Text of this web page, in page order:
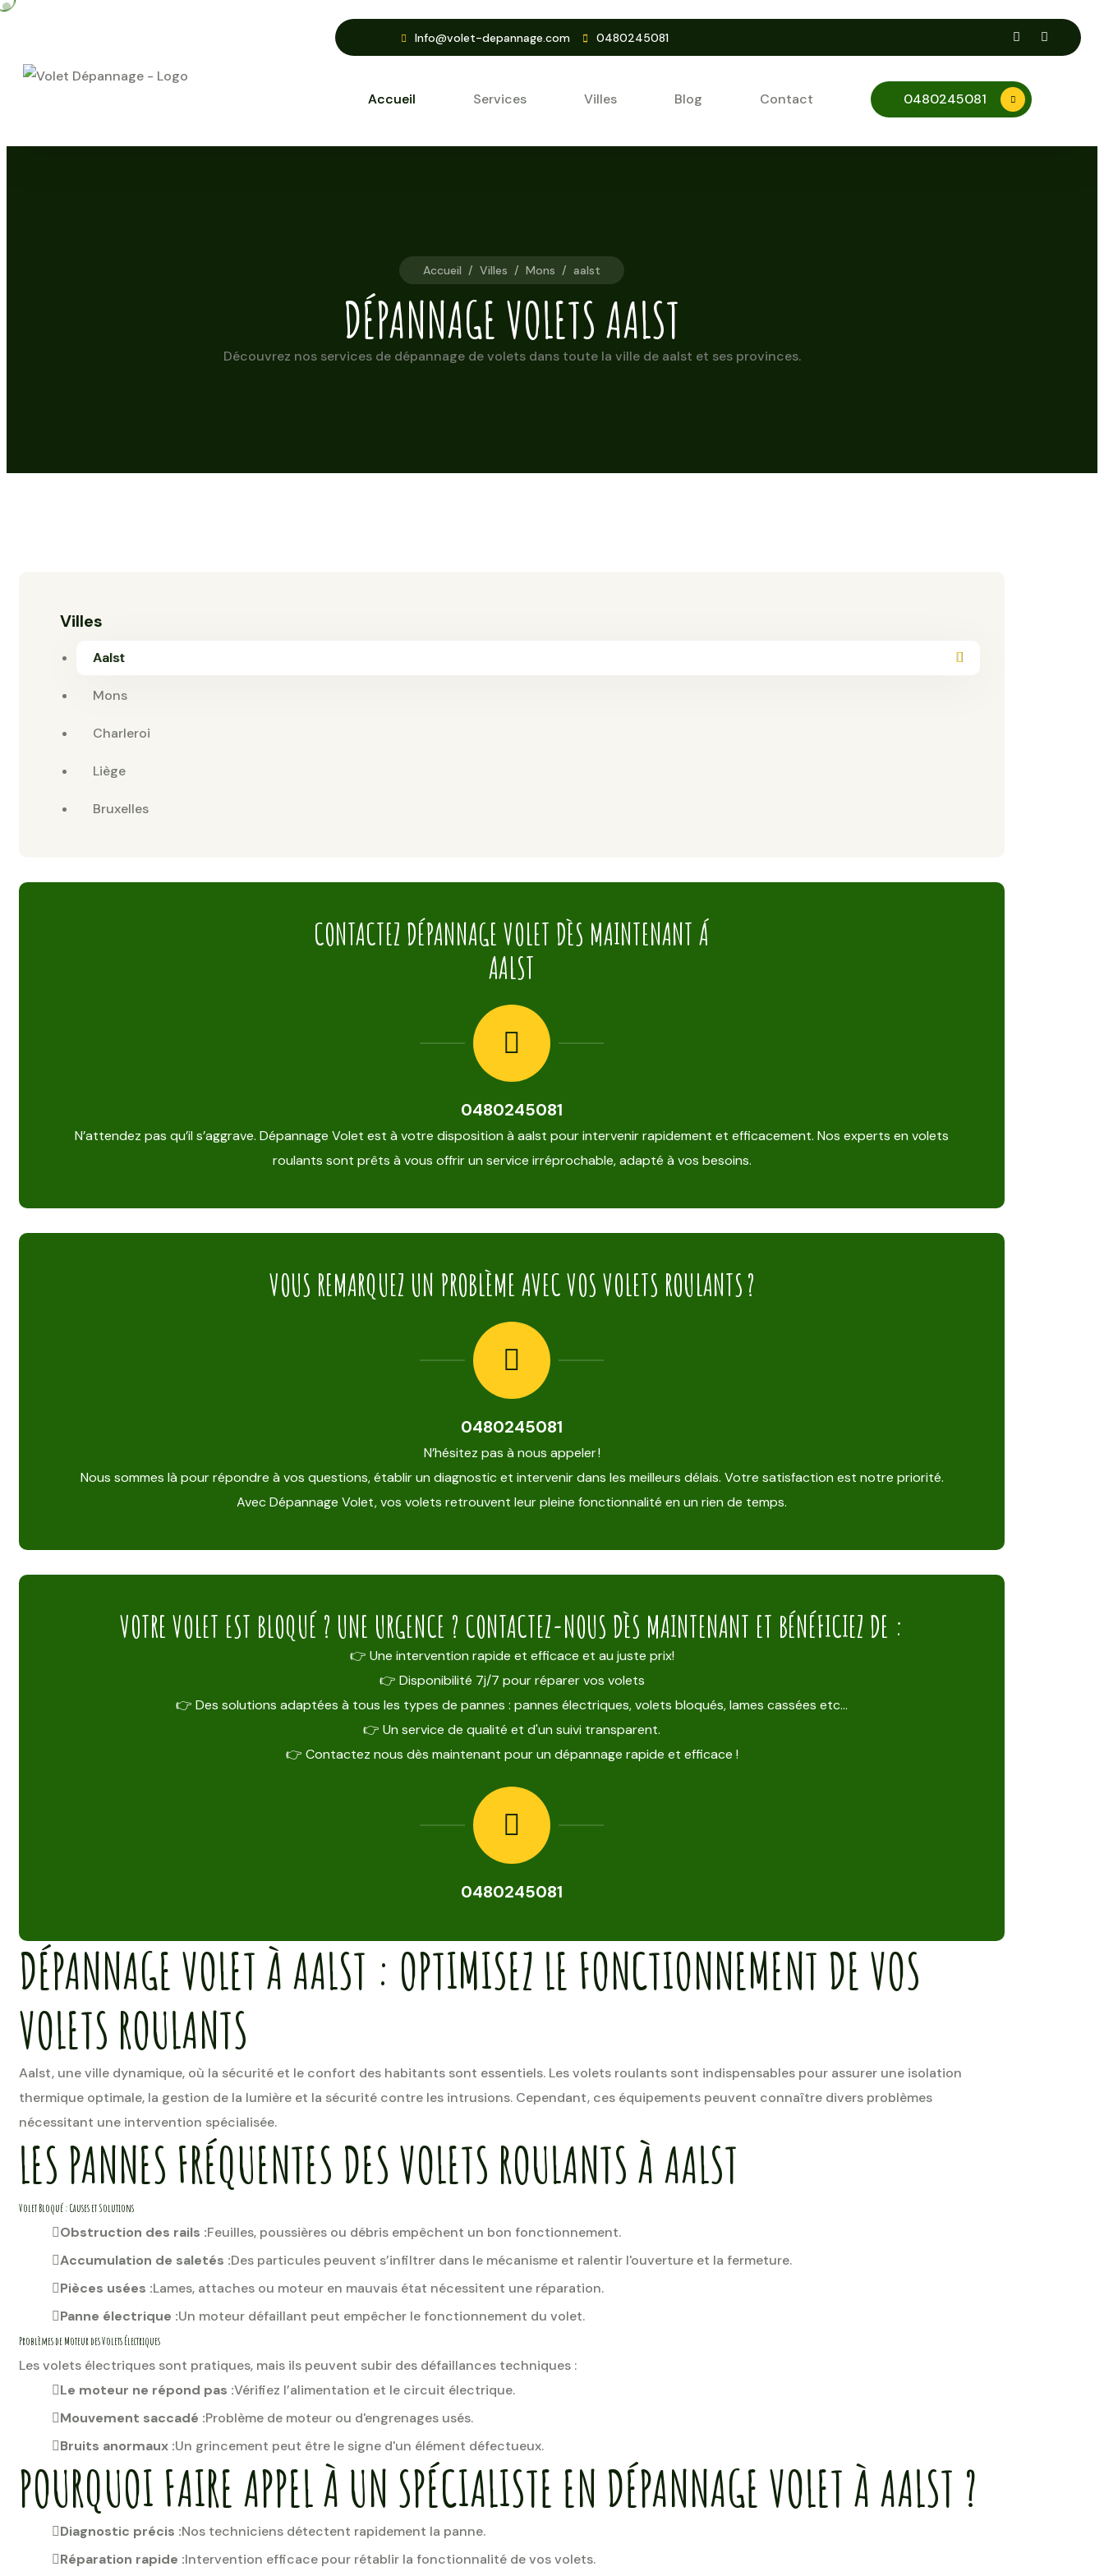
Info@volet-depannage.com 0480245081
Accueil Services Villes Blog Contact 0480245081
Accueil / Villes / Mons / aalst
DÉPANNAGE VOLETS AALST
Découvrez nos services de dépannage de volets dans toute la ville de aalst et ses provinces.
Villes
Aalst
Mons
Charleroi
Liège
Bruxelles
CONTACTEZ DÉPANNAGE VOLET DÈS MAINTENANT Á
AALST
0480245081
N’attendez pas qu’il s’aggrave. Dépannage Volet est à votre disposition à aalst pour intervenir rapidement et efficacement. Nos experts en volets
roulants sont prêts à vous offrir un service irréprochable, adapté à vos besoins.
VOUS REMARQUEZ UN PROBLÈME AVEC VOS VOLETS ROULANTS ?
0480245081
N’hésitez pas à nous appeler !
Nous sommes là pour répondre à vos questions, établir un diagnostic et intervenir dans les meilleurs délais. Votre satisfaction est notre priorité.
Avec Dépannage Volet, vos volets retrouvent leur pleine fonctionnalité en un rien de temps.
VOTRE VOLET EST BLOQUÉ ? UNE URGENCE ? CONTACTEZ-NOUS DÈS MAINTENANT ET BÉNÉFICIEZ DE :
👉 Une intervention rapide et efficace et au juste prix!
👉 Disponibilité 7j/7 pour réparer vos volets
👉 Des solutions adaptées à tous les types de pannes : pannes électriques, volets bloqués, lames cassées etc…
👉 Un service de qualité et d'un suivi transparent.
👉 Contactez nous dès maintenant pour un dépannage rapide et efficace !
0480245081
DÉPANNAGE VOLET À AALST : OPTIMISEZ LE FONCTIONNEMENT DE VOS
VOLETS ROULANTS
Aalst, une ville dynamique, où la sécurité et le confort des habitants sont essentiels. Les volets roulants sont indispensables pour assurer une isolation
thermique optimale, la gestion de la lumière et la sécurité contre les intrusions. Cependant, ces équipements peuvent connaître divers problèmes
nécessitant une intervention spécialisée.
LES PANNES FRÉQUENTES DES VOLETS ROULANTS À AALST
Volet Bloqué : Causes et Solutions
Obstruction des rails :Feuilles, poussières ou débris empêchent un bon fonctionnement.
Accumulation de saletés :Des particules peuvent s’infiltrer dans le mécanisme et ralentir l'ouverture et la fermeture.
Pièces usées :Lames, attaches ou moteur en mauvais état nécessitent une réparation.
Panne électrique :Un moteur défaillant peut empêcher le fonctionnement du volet.
Problèmes de Moteur des Volets Électriques
Les volets électriques sont pratiques, mais ils peuvent subir des défaillances techniques :
Le moteur ne répond pas :Vérifiez l’alimentation et le circuit électrique.
Mouvement saccadé :Problème de moteur ou d'engrenages usés.
Bruits anormaux :Un grincement peut être le signe d'un élément défectueux.
POURQUOI FAIRE APPEL À UN SPÉCIALISTE EN DÉPANNAGE VOLET À AALST ?
Diagnostic précis :Nos techniciens détectent rapidement la panne.
Réparation rapide :Intervention efficace pour rétablir la fonctionnalité de vos volets.